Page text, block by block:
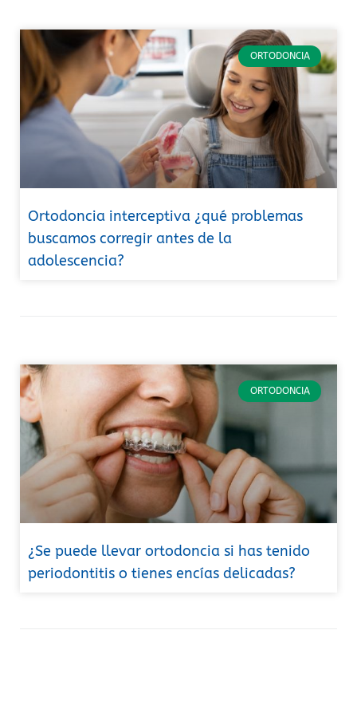
ORTODONCIA
Ortodoncia interceptiva ¿qué problemas
buscamos corregir antes de la
adolescencia?
ORTODONCIA
¿Se puede llevar ortodoncia si has tenido
periodontitis o tienes encías delicadas?